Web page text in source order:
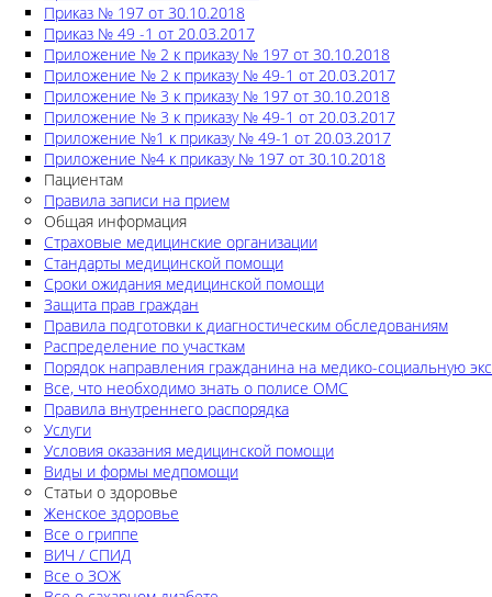
Приказ № 197 от 30.10.2018
Приказ № 49 -1 от 20.03.2017
Приложение № 2 к приказу № 197 от 30.10.2018
Приложение № 2 к приказу № 49-1 от 20.03.2017
Приложение № 3 к приказу № 197 от 30.10.2018
Приложение № 3 к приказу № 49-1 от 20.03.2017
Приложение №1 к приказу № 49-1 от 20.03.2017
Приложение №4 к приказу № 197 от 30.10.2018
Пациентам
Правила записи на прием
Общая информация
Страховые медицинские организации
Стандарты медицинской помощи
Сроки ожидания медицинской помощи
Защита прав граждан
Правила подготовки к диагностическим обследованиям
Распределение по участкам
Порядок направления гражданина на медико-социальную
Все, что необходимо знать о полисе ОМС
Правила внутреннего распорядка
Услуги
Условия оказания медицинской помощи
Виды и формы медпомощи
Статьи о здоровье
Женское здоровье
Все о гриппе
ВИЧ / СПИД
Все о ЗОЖ